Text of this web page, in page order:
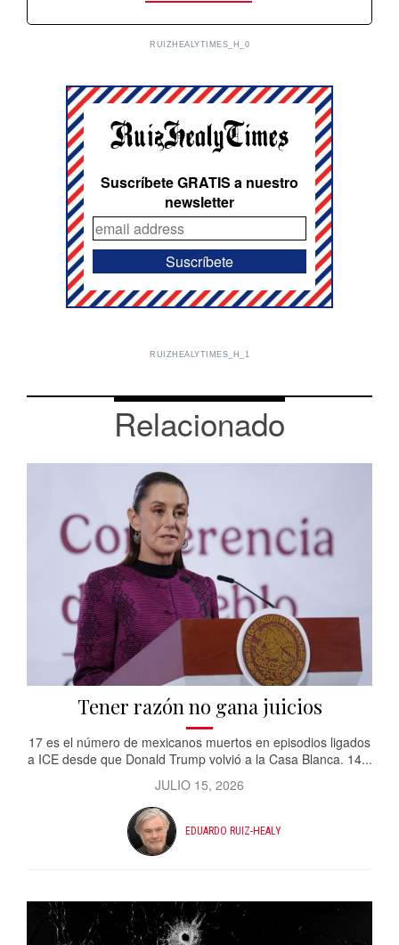
RUIZHEALYTIMES_H_0
Suscríbete GRATIS a nuestro
newsletter
RUIZHEALYTIMES_H_1
Relacionado
Tener razón no gana juicios
17 es el número de mexicanos muertos en episodios ligados
a ICE desde que Donald Trump volvió a la Casa Blanca. 14...
JULIO 15, 2026
EDUARDO RUIZ-HEALY